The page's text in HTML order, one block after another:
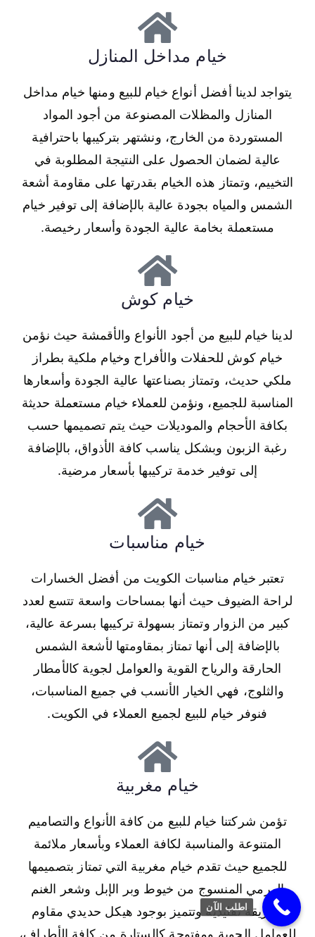
خيام مداخل المنازل
يتواجد لدينا أفضل أنواع خيام للبيع ومنها خيام مداخل
المنازل والمظلات المصنوعة من أجود المواد
المستوردة من الخارج، ونشتهر بتركيبها باحترافية
عالية لضمان الحصول على النتيجة المطلوبة في
التخييم، وتمتاز هذه الخيام بقدرتها على مقاومة أشعة
الشمس والمياه بجودة عالية بالإضافة إلى توفير خيام
مستعملة بخامة عالية الجودة وأسعار رخيصة.
خيام كوش
لدينا خيام للبيع من أجود الأنواع والأقمشة حيث نؤمن
خيام كوش للحفلات والأفراح وخيام ملكية بطراز
ملكي حديث، وتمتاز بصناعتها عالية الجودة وأسعارها
المناسبة للجميع، ونؤمن للعملاء خيام مستعملة حديثة
بكافة الأحجام والموديلات حيث يتم تصميمها حسب
رغبة الزبون وبشكل يناسب كافة الأذواق، بالإضافة
إلى توفير خدمة تركيبها بأسعار مرضية.
خيام مناسبات
تعتبر خيام مناسبات الكويت من أفضل الخسارات
لراحة الضيوف حيث أنها بمساحات واسعة تتسع لعدد
كبير من الزوار وتمتاز بسهولة تركيبها بسرعة عالية،
بالإضافة إلى أنها تمتاز بمقاومتها لأشعة الشمس
الحارقة والرياح القوية والعوامل لجوية كالأمطار
والثلوج، فهي الخيار الأنسب في جميع المناسبات،
فنوفر خيام للبيع لجميع العملاء في الكويت.
خيام مغربية
تؤمن شركتنا خيام للبيع من كافة الأنواع والتصاميم
المتنوعة والمناسبة لكافة العملاء وبأسعار ملائمة
للجميع حيث تقدم خيام مغربية التي تمتاز بتصميمها
الهرمي المنسوج من خيوط وبر الإبل وشعر الغنم
بطريقة تقليدية وتتميز بوجود هيكل حديدي مقاوم
للعوامل الجوية ومفتوحة كالستارة من كافة الأطراف،
اطلب الآن